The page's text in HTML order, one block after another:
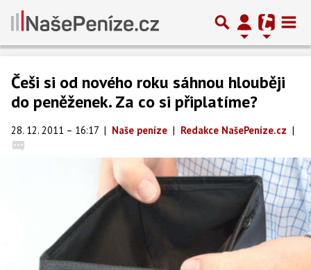
Češi si od nového roku sáhnou hlouběji
do peněženek. Za co si připlatíme?
28. 12. 2011 – 16:17 | Naše peníze | Redakce NašePeníze.cz |